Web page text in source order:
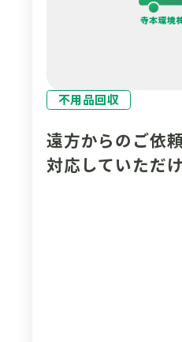
不用品回収
遠方からのご依
対応していただ